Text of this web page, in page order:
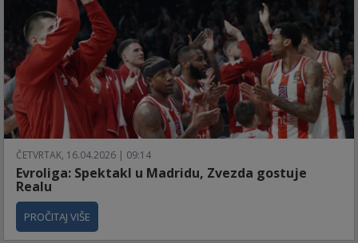
ČETVRTAK, 16.04.2026 | 09:14
Evroliga: Spektakl u Madridu, Zvezda gostuje
Realu
PROČITAJ VIŠE